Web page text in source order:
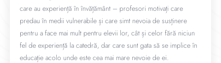
care au experiență în învățământ – profesori motivați care
predau în medii vulnerabile și care simt nevoia de susținere
pentru a face mai mult pentru elevii lor, cât și celor fără niciun
fel de experiență la catedră, dar care sunt gata să se implice în
educație acolo unde este cea mai mare nevoie de ei.